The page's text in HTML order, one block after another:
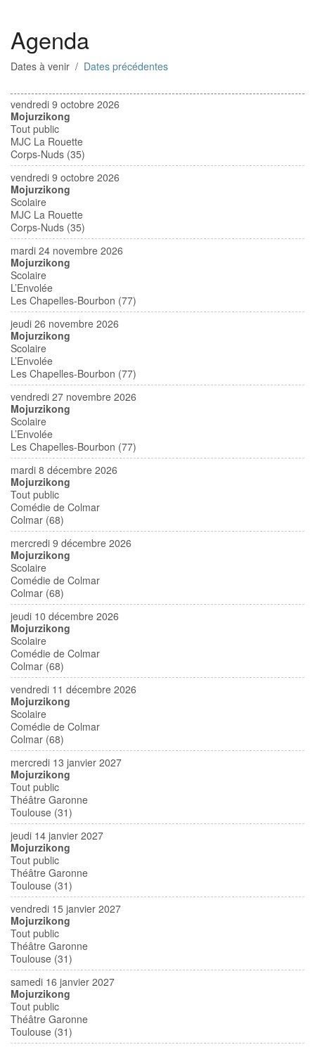
Agenda
Dates à venir / Dates précédentes
vendredi 9 octobre 2026
Mojurzikong
Tout public
MJC La Rouette
Corps-Nuds (35)
vendredi 9 octobre 2026
Mojurzikong
Scolaire
MJC La Rouette
Corps-Nuds (35)
mardi 24 novembre 2026
Mojurzikong
Scolaire
L’Envolée
Les Chapelles-Bourbon (77)
jeudi 26 novembre 2026
Mojurzikong
Scolaire
L’Envolée
Les Chapelles-Bourbon (77)
vendredi 27 novembre 2026
Mojurzikong
Scolaire
L’Envolée
Les Chapelles-Bourbon (77)
mardi 8 décembre 2026
Mojurzikong
Tout public
Comédie de Colmar
Colmar (68)
mercredi 9 décembre 2026
Mojurzikong
Scolaire
Comédie de Colmar
Colmar (68)
jeudi 10 décembre 2026
Mojurzikong
Scolaire
Comédie de Colmar
Colmar (68)
vendredi 11 décembre 2026
Mojurzikong
Scolaire
Comédie de Colmar
Colmar (68)
mercredi 13 janvier 2027
Mojurzikong
Tout public
Théâtre Garonne
Toulouse (31)
jeudi 14 janvier 2027
Mojurzikong
Tout public
Théâtre Garonne
Toulouse (31)
vendredi 15 janvier 2027
Mojurzikong
Tout public
Théâtre Garonne
Toulouse (31)
samedi 16 janvier 2027
Mojurzikong
Tout public
Théâtre Garonne
Toulouse (31)